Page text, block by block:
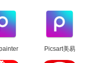
商店)
方安卓版
载官
Picsart美易
正版下载免